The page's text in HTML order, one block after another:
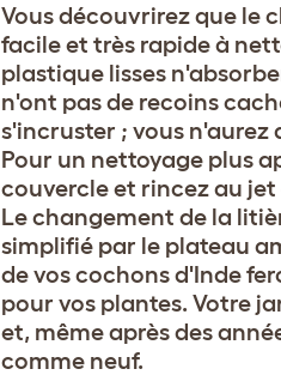
Vous découvrirez que le
facile et très rapide à
plastique lisses
n'ont pas de recoins
s'incruster ; vous n'aurez
Pour un nettoyage plus
couvercle et rincez au
Le changement de la
simplifié par le plateau
de vos cochons d'Inde
pour vos plantes. Votre
et, même après des
comme neuf.